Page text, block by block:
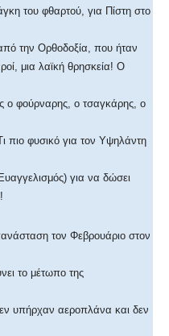
του φθαρτού, για Πίστη στο
την Ορθοδοξία, που ήταν
μια λαϊκή θρησκεία! Ο
ο φούρναρης, ο τσαγκάρης, ο
πιο φυσικό για τον Υψηλάντη
για να δώσει
τον Φεβρουάριο στον
το μέτωπο της
υπήρχαν αεροπλάνα και δεν